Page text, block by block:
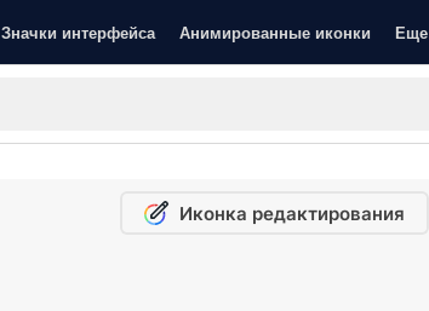
Значки интерфейса Анимированные иконки Еще
Иконка редактирования